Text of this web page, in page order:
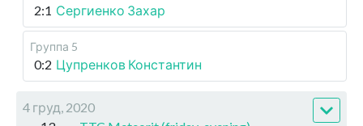
2:1 Сергиенко Захар
Группа 5
0:2 Цупренков Константин
4 груд, 2020